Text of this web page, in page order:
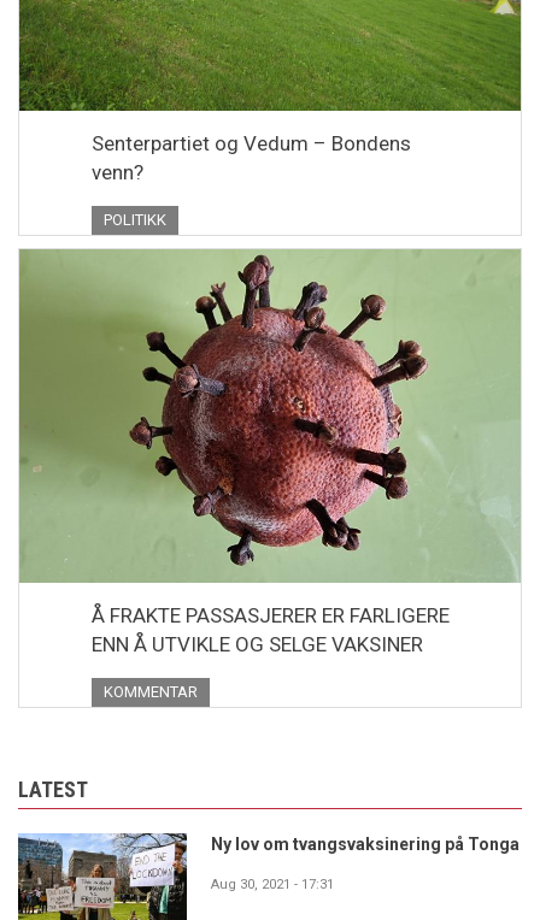
Senterpartiet og Vedum – Bondens
venn?
POLITIKK
Å FRAKTE PASSASJERER ER FARLIGERE
ENN Å UTVIKLE OG SELGE VAKSINER
KOMMENTAR
LATEST
Ny lov om tvangsvaksinering på Tonga
Aug 30, 2021 - 17:31